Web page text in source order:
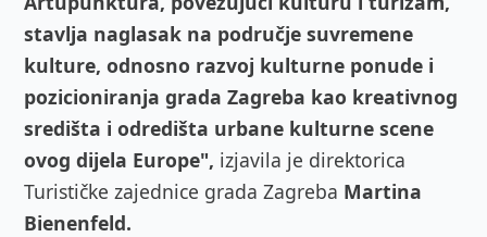
stavlja naglasak na područje suvremene
kulture, odnosno razvoj kulturne ponude i
pozicioniranja grada Zagreba kao kreativnog
središta i odredišta urbane kulturne scene
ovog dijela Europe", izjavila je direktorica
Turističke zajednice grada Zagreba Martina
Bienenfeld.